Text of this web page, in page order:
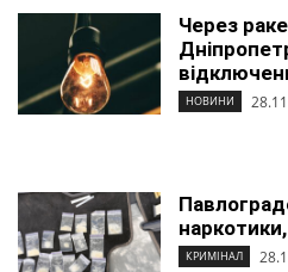
Через
НОВИНИ
КРИМІНАЛ